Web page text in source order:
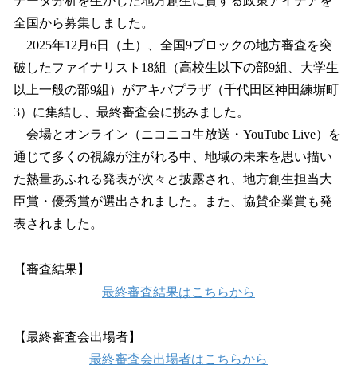
全国から募集しました。
2025年12月6日（土）、全国9ブロックの地方審査を突
破したファイナリスト18組（高校生以下の部9組、大学生
以上一般の部9組）がアキバプラザ（千代田区神田練塀町
3）に集結し、最終審査会に挑みました。
会場とオンライン（ニコニコ生放送・YouTube Live）を
通じて多くの視線が注がれる中、地域の未来を思い描い
た熱量あふれる発表が次々と披露され、地方創生担当大
臣賞・優秀賞が選出されました。また、協賛企業賞も発
表されました。
【審査結果】
最終審査結果はこちらから
【最終審査会出場者】
最終審査会出場者はこちらから